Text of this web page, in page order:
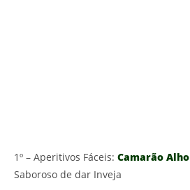
1º – Aperitivos Fáceis: Camarão
Saboroso de dar Inveja